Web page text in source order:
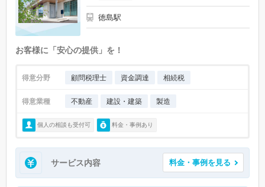
徳島駅
お客様に「安心の提供」を！
得意分野 顧問税理士 資金調達 相続税
得意業種 不動産 建設・建築 製造
個人の相談も受付可 料金・事例あり
サービス内容 料金・事例を見る